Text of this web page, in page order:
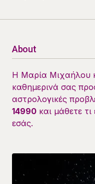
About
Η Μαρία Μιχαήλου
καθημερινά σας
αστρολογικές
14990 και μάθετε
εσάς.